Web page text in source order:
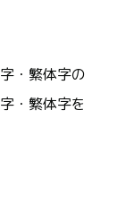
・繁体字の
・繁体字を